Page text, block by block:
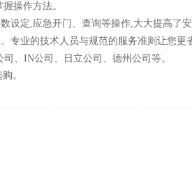
操作方法。
设定,应急开门、查询等操作,大大提高了安
专业的技术人员与规范的服务准则让您更
司、 IN公司、日立公司、德州公司等。
。